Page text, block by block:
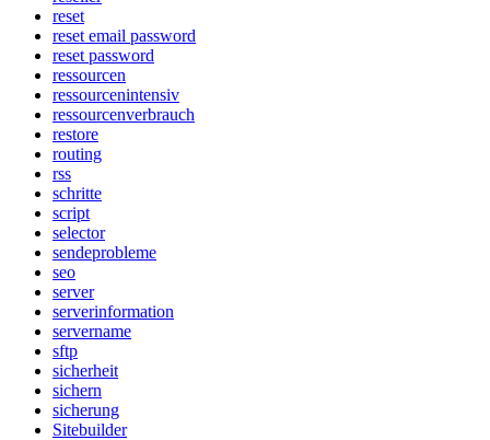
reset
reset email password
reset password
ressourcen
ressourcenintensiv
ressourcenverbrauch
restore
routing
rss
schritte
script
selector
sendeprobleme
seo
server
serverinformation
servername
sftp
sicherheit
sichern
sicherung
Sitebuilder